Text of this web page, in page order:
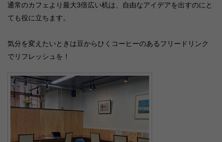
通常のカフェより最大3倍広い机は、自由なアイデアを出すのにと
ても役に立ちます。
気分を変えたいときは豆からひくコーヒーのあるフリードリンク
でリフレッシュを！